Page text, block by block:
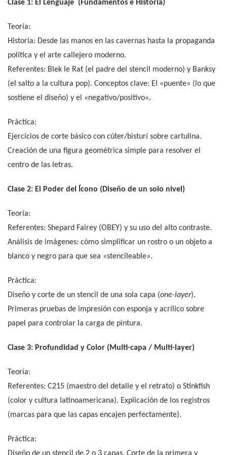
Clase 1: El Lenguaje (Fundamentos e Historia)
Teoría:
Historia: Desde las manos en las cavernas hasta la propaganda
política y el arte callejero moderno.
Referentes: Blek le Rat (el padre del stencil moderno) y Banksy
(el salto a la cultura pop). Conceptos clave: El «puente» (lo que
sostiene el diseño) y el «negativo/positivo».
Práctica:
Ejercicios de corte básico con cúter/bisturí sobre cartulina.
Creación de una figura geométrica simple para resolver el
centro de las letras.
Clase 2: El Poder del Ícono (Diseño de un solo nivel)
Teoría:
Referentes: Shepard Fairey (OBEY) y su uso del alto contraste.
Análisis de imágenes: cómo simplificar un rostro o un objeto a
blanco y negro para que sea «stencileable».
Práctica:
Diseño y corte de un stencil de una sola capa (one-layer).
Primeras pruebas de impresión con esponja y acrílico sobre
papel para controlar la carga de pintura.
Clase 3: Profundidad y Color (Multi-capa / Multi-layer)
Teoría:
Referentes: C215 (maestro del detalle y el retrato) o Stinkfish
(color y cultura latinoamericana). Explicación de los registros
(marcas para que las capas encajen perfectamente).
Práctica: